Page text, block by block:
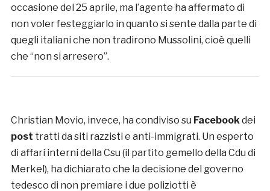
occasione del 25 aprile, ma l’agente ha affermato di
non voler festeggiarlo in quanto si sente dalla parte di
quegli italiani che non tradirono Mussolini, cioè quelli
che “non si arresero”.
Christian Movio, invece, ha condiviso su Facebookdei
post tratti da siti razzisti e anti-immigrati. Un esperto
di affari interni della Csu (il partito gemello della Cdu di
Merkel), ha dichiarato che la decisione del governo
tedesco di non premiare i due poliziotti è